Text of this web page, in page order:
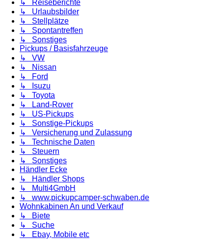
↳ Reiseberichte
↳ Urlaubsbilder
↳ Stellplätze
↳ Spontantreffen
↳ Sonstiges
Pickups / Basisfahrzeuge
↳ VW
↳ Nissan
↳ Ford
↳ Isuzu
↳ Toyota
↳ Land-Rover
↳ US-Pickups
↳ Sonstige-Pickups
↳ Versicherung und Zulassung
↳ Technische Daten
↳ Steuern
↳ Sonstiges
Händler Ecke
↳ Händler Shops
↳ Multi4GmbH
↳ www.pickupcamper-schwaben.de
Wohnkabinen An und Verkauf
↳ Biete
↳ Suche
↳ Ebay, Mobile etc